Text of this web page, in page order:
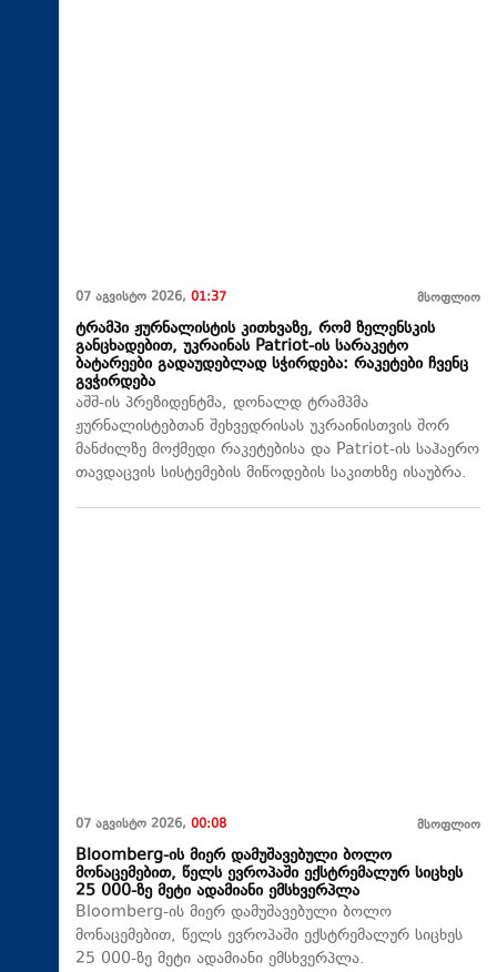
07 აგვისტო 2026, 01:37 მსოფლიო
ტრამპი ჟურნალისტის კითხვაზე, რომ ზელენსკის
განცხადებით, უკრაინას Patriot-ის სარაკეტო
ბატარეები გადაუდებლად სჭირდება: რაკეტები ჩვენც
გვჭირდება
აშშ-ის პრეზიდენტმა, დონალდ ტრამპმა
ჟურნალისტებთან შეხვედრისას უკრაინისთვის შორ
მანძილზე მოქმედი რაკეტებისა და Patriot-ის საჰაერო
თავდაცვის სისტემების მიწოდების საკითხზე ისაუბრა.
07 აგვისტო 2026, 00:08 მსოფლიო
Bloomberg-ის მიერ დამუშავებული ბოლო
მონაცემებით, წელს ევროპაში ექსტრემალურ სიცხეს
25 000-ზე მეტი ადამიანი ემსხვერპლა
Bloomberg-ის მიერ დამუშავებული ბოლო
მონაცემებით, წელს ევროპაში ექსტრემალურ სიცხეს
25 000-ზე მეტი ადამიანი ემსხვერპლა.